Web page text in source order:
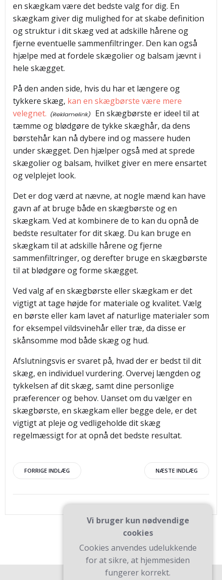
en skægkam være det bedste valg for dig. En
skægkam giver dig mulighed for at skabe definition
og struktur i dit skæg ved at adskille hårene og
fjerne eventuelle sammenfiltringer. Den kan også
hjælpe med at fordele skægolier og balsam jævnt i
hele skægget.
På den anden side, hvis du har et længere og
tykkere skæg, kan en skægbørste være mere
velegnet.
En skægbørste er ideel til at
tæmme og blødgøre de tykke skæghår, da dens
børstehår kan nå dybere ind og massere huden
under skægget. Den hjælper også med at sprede
skægolier og balsam, hvilket giver en mere ensartet
og velplejet look.
Det er dog værd at nævne, at nogle mænd kan have
gavn af at bruge både en skægbørste og en
skægkam. Ved at kombinere de to kan du opnå de
bedste resultater for dit skæg. Du kan bruge en
skægkam til at adskille hårene og fjerne
sammenfiltringer, og derefter bruge en skægbørste
til at blødgøre og forme skægget.
Ved valg af en skægbørste eller skægkam er det
vigtigt at tage højde for materiale og kvalitet. Vælg
en børste eller kam lavet af naturlige materialer som
for eksempel vildsvinehår eller træ, da disse er
skånsomme mod både skæg og hud.
Afslutningsvis er svaret på, hvad der er bedst til dit
skæg, en individuel vurdering. Overvej længden og
tykkelsen af dit skæg, samt dine personlige
præferencer og behov. Uanset om du vælger en
skægbørste, en skægkam eller begge dele, er det
vigtigt at pleje og vedligeholde dit skæg
regelmæssigt for at opnå det bedste resultat.
Indlægsnavigation
FORRIGE INDLÆG NÆSTE INDLÆG
Vi bruger kun nødvendige
cookies
Cookies anvendes udelukkende
for at sikre, at hjemmesiden
fungerer korrekt.